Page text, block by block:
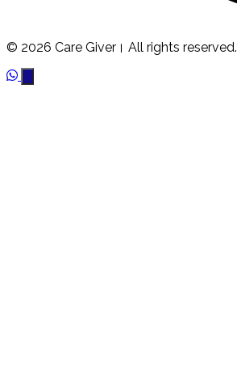
© 2026 Care Giver। All rights reserved.